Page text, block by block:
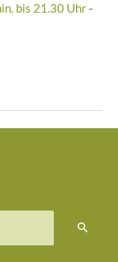
bis 21.30 Uhr-